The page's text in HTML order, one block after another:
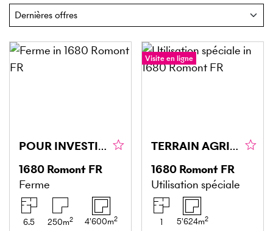
POUR INVESTISSEUR AVEC UN ÉNORME POTENTIEL
1680 Romont FR
Ferme
6.5 250m2 4'600m2
Visite en ligne
TERRAIN AGRICOLE AVEC SOURCE D'EAU PRIVÉE
1680 Romont FR
Utilisation spéciale
1 5'624m2